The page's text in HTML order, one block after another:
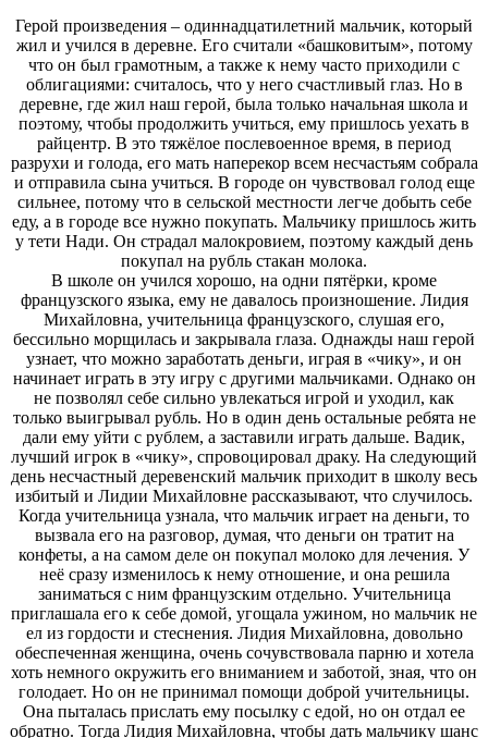
Герой произведения – одиннадцатилетний мальчик, который
жил и учился в деревне. Его считали «башковитым», потому
что он был грамотным, а также к нему часто приходили с
облигациями: считалось, что у него счастливый глаз. Но в
деревне, где жил наш герой, была только начальная школа и
поэтому, чтобы продолжить учиться, ему пришлось уехать в
райцентр. В это тяжёлое послевоенное время, в период
разрухи и голода, его мать наперекор всем несчастьям собрала
и отправила сына учиться. В городе он чувствовал голод еще
сильнее, потому что в сельской местности легче добыть себе
еду, а в городе все нужно покупать. Мальчику пришлось жить
у тети Нади. Он страдал малокровием, поэтому каждый день
покупал на рубль стакан молока.
В школе он учился хорошо, на одни пятёрки, кроме
французского языка, ему не давалось произношение. Лидия
Михайловна, учительница французского, слушая его,
бессильно морщилась и закрывала глаза. Однажды наш герой
узнает, что можно заработать деньги, играя в «чику», и он
начинает играть в эту игру с другими мальчиками. Однако он
не позволял себе сильно увлекаться игрой и уходил, как
только выигрывал рубль. Но в один день остальные ребята не
дали ему уйти с рублем, а заставили играть дальше. Вадик,
лучший игрок в «чику», спровоцировал драку. На следующий
день несчастный деревенский мальчик приходит в школу весь
избитый и Лидии Михайловне рассказывают, что случилось.
Когда учительница узнала, что мальчик играет на деньги, то
вызвала его на разговор, думая, что деньги он тратит на
конфеты, а на самом деле он покупал молоко для лечения. У
неё сразу изменилось к нему отношение, и она решила
заниматься с ним французским отдельно. Учительница
приглашала его к себе домой, угощала ужином, но мальчик не
ел из гордости и стеснения. Лидия Михайловна, довольно
обеспеченная женщина, очень сочувствовала парню и хотела
хоть немного окружить его вниманием и заботой, зная, что он
голодает. Но он не принимал помощи доброй учительницы.
Она пыталась прислать ему посылку с едой, но он отдал ее
обратно. Тогда Лидия Михайловна, чтобы дать мальчику шанс